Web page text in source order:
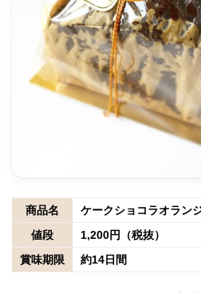
商品名
ケークショコラオラン
値段
1,200円（税抜）
賞味期限
約14日間